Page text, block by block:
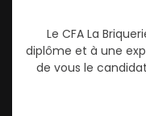
Le CFA La
diplôme et à une
de vous le